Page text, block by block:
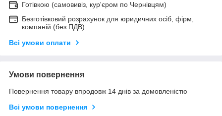
Готівкою (самовивіз, кур'єром по Чернівцям)
Безготівковий розрахунок для юридичних осіб, фірм,
компаній (без ПДВ)
Всі умови оплати
Умови повернення
Повернення товару впродовж 14 днів за домовленістю
Всі умови повернення